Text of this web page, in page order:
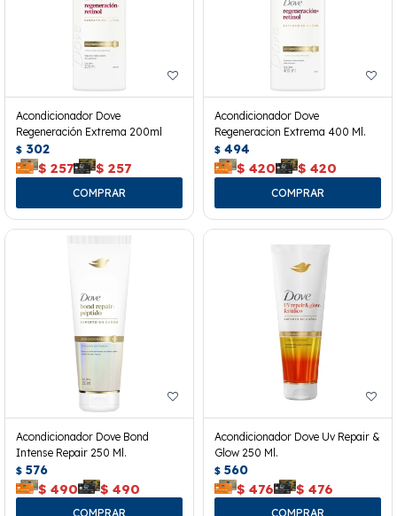
Acondicionador Dove
Regeneración Extrema 200ml
$ 302
$ 257 $ 257
Acondicionador Dove
Regeneracion Extrema 400 Ml.
$ 494
$ 420 $ 420
Acondicionador Dove Bond
Intense Repair 250 Ml.
$ 576
$ 490 $ 490
Acondicionador Dove Uv Repair &
Glow 250 Ml.
$ 560
$ 476 $ 476